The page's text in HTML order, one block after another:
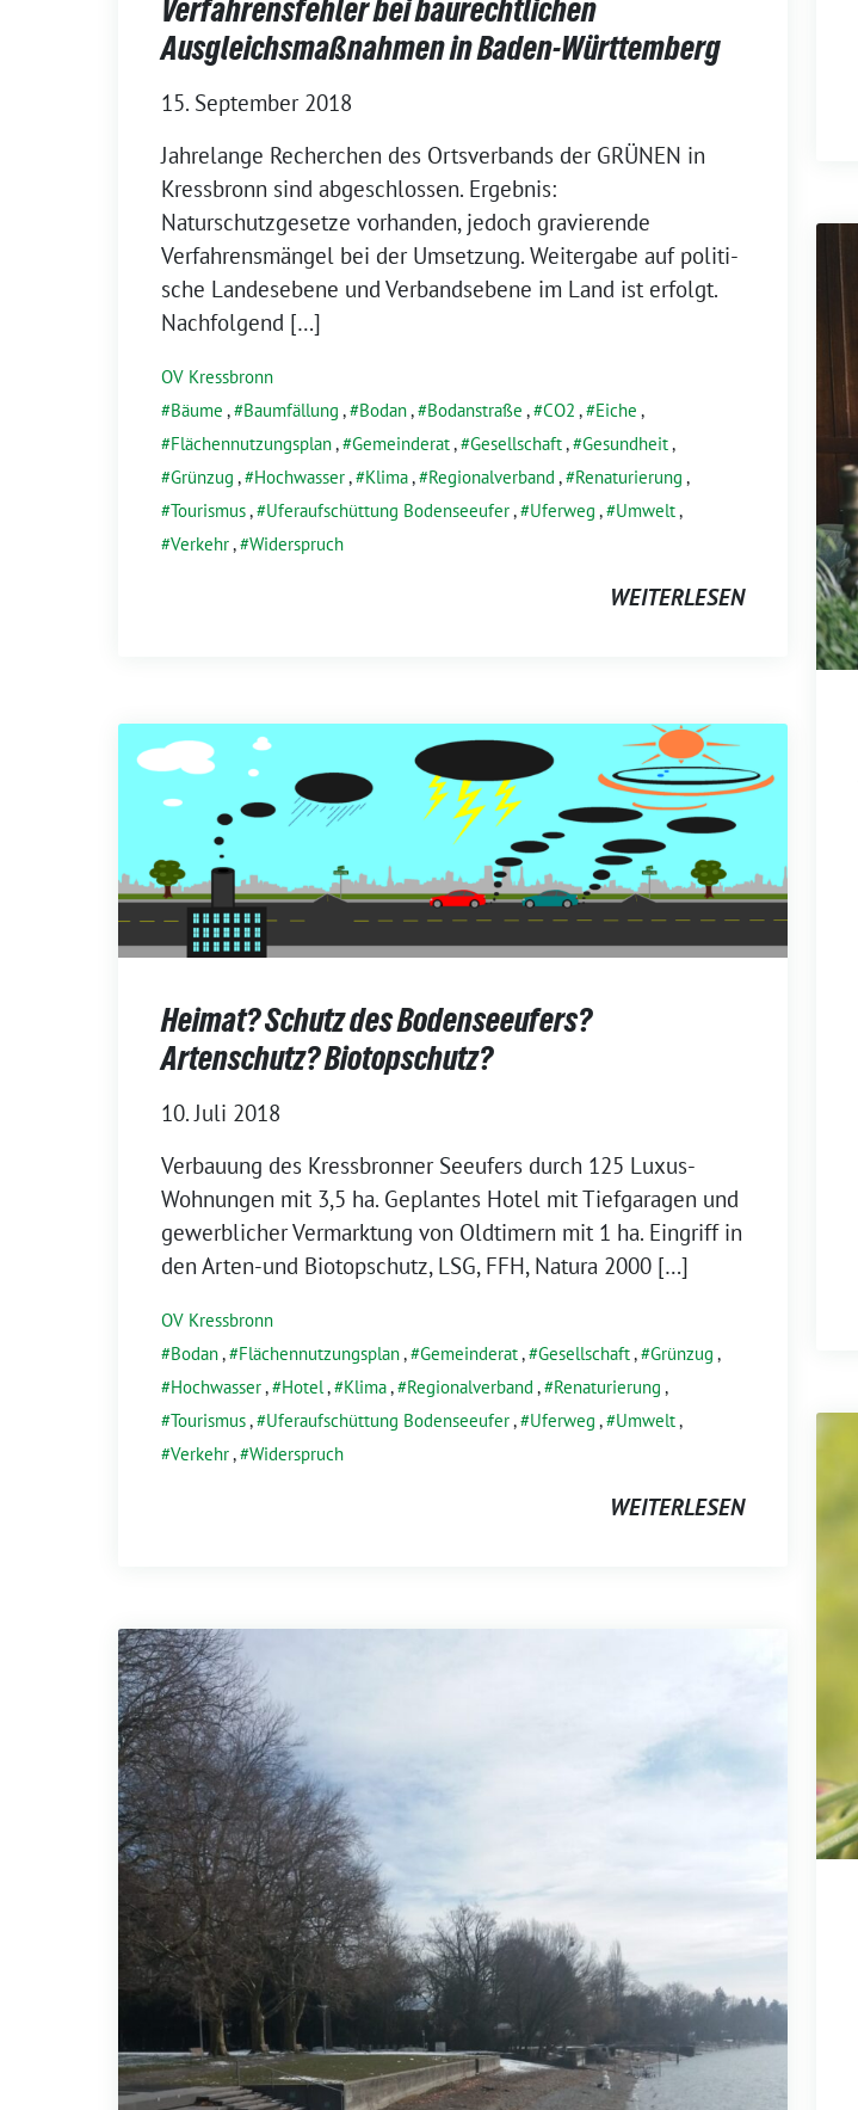
Verfahrensfehler bei baurechtlichen
Ausgleichsmaßnahmen in Baden-Württemberg
15. September 2018
Jahrelange Recherchen des Ortsverbands der GRÜNEN in
Kressbronn sind abge­schlos­sen. Ergebnis:
Naturschutzgesetze vor­han­den, jedoch gra­vie­ren­de
Verfahrensmängel bei der Umsetzung. Weitergabe auf poli­ti­
sche Landesebene und Verbandsebene im Land ist erfolgt.
Nachfolgend […]
OV Kressbronn
Bäume , Baumfällung , Bodan, Bodanstraße , CO2 , Eiche ,
Flächennutzungsplan, Gemeinderat, Gesellschaft, Gesundheit,
Grünzug , Hochwasser, Klima, Regionalverband , Renaturierung ,
Tourismus, Uferaufschüttung Bodenseeufer, Uferweg , Umwelt,
Verkehr, Widerspruch
WEITERLESEN
Heimat? Schutz des Bodenseeufers?
Artenschutz? Biotopschutz?
10. Juli 2018
Verbauung des Kressbronner Seeufers durch 125 Luxus-
Wohnungen mit 3,5 ha. Geplantes Hotel mit Tiefgaragen und
gewerb­li­cher Vermarktung von Oldtimern mit 1 ha. Eingriff in
den Arten-und Biotopschutz, LSG, FFH, Natura 2000 […]
OV Kressbronn
Bodan, Flächennutzungsplan, Gemeinderat, Gesellschaft, Grünzug ,
Hochwasser, Hotel , Klima, Regionalverband , Renaturierung ,
Tourismus, Uferaufschüttung Bodenseeufer, Uferweg , Umwelt,
Verkehr, Widerspruch
WEITERLESEN